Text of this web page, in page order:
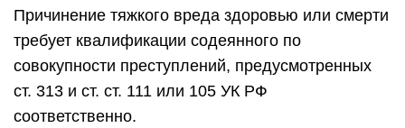
Причинение тяжкого вреда здоровью или смерти
требует квалификации содеянного по
совокупности преступлений, предусмотренных
ст. 313 и ст. ст. 111 или 105 УК РФ
соответственно.